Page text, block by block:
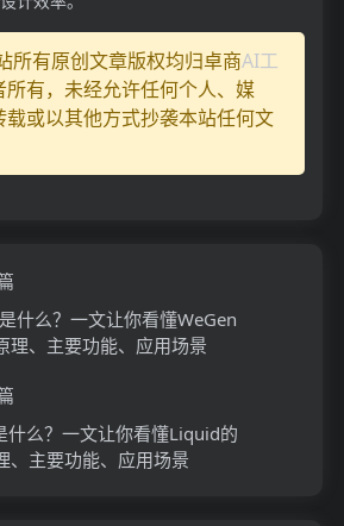
所有原创文章版权均归卓商AI工
所有，未经允许任何个人、媒
或以其他方式抄袭本站任何文
什么？一文让你看懂WeGen
理、主要功能、应用场景
什么？一文让你看懂Liquid的
、主要功能、应用场景